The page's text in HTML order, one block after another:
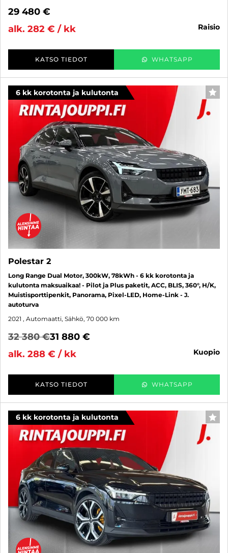
29 480 €
alk. 282 € / kk
raisio
KATSO TIEDOT WHATSAPP
6 kk korotonta ja kulutonta
Polestar 2
Long Range Dual Motor, 300kW, 78kWh - 6 kk korotonta ja
kulutonta maksuaikaa! - Pilot ja Plus paketit, ACC, BLIS, 360°, H/K,
Muistisporttipenkit, Panorama, Pixel-LED, Home-Link - J.
autoturva
2021 , Automaatti, Sähkö, 70 000 km
32 380 €31 880 €
alk. 288 € / kk
kuopio
KATSO TIEDOT WHATSAPP
6 kk korotonta ja kulutonta